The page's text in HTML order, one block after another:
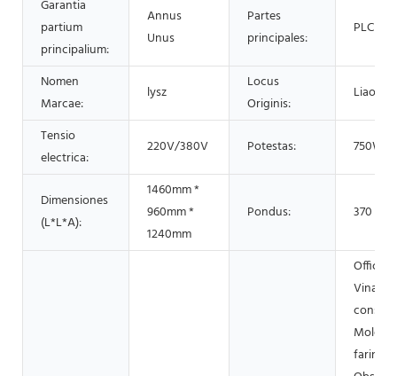
Garantia
partium
principalium:
Annus
Unus
Partes
principales:
PLC
Nomen
Marcae:
lysz
Locus
Originis:
Tensio
electrica:
220V/380V Potestas: 750W
Dimensiones
(L*L*A):
1460mm *
960mm *
1240mm
Pondus: 370 KG
farinae,